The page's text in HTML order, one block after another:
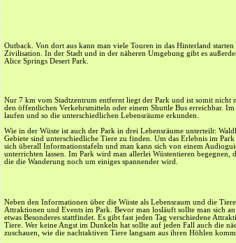
Outback. Von dort aus kann man viele Touren in das Hinterland
Zivilisation. In der Stadt und in der näheren Umgebung gibt es
Alice Springs Desert Park.
Nur 7 km vom Stadtzentrum entfernt liegt der Park und ist somit nicht
den öffentlichen Verkehrsmitteln oder einem Shuttle Bus erreichbar.
laufen und so die unterschiedlichen Lebensräume erkunden.
Wie in der Wüste ist auch der Park in drei Lebensräume unterteilt:
Gebiete sind unterschiedliche Tiere zu finden. Um das Erlebnis im
sich überall Informationstafeln und man kann sich von einem
unterrichten lassen. Im Park wird man allerlei Wüstentieren begegnen,
die die Wanderung noch um einiges spannender wird.
Neben den Informationen über die Wüste als Lebensraum und die
Attraktionen und Events im Park. Bevor man losläuft sollte man sich
etwas Besonderes stattfindet. Es gibt fast jeden Tag verschiedene
Tiere. Wer keine Angst im Dunkeln hat sollte auf jeden Fall auch die
zuschauen, wie die nachtaktiven Tiere langsam aus ihren Höhlen